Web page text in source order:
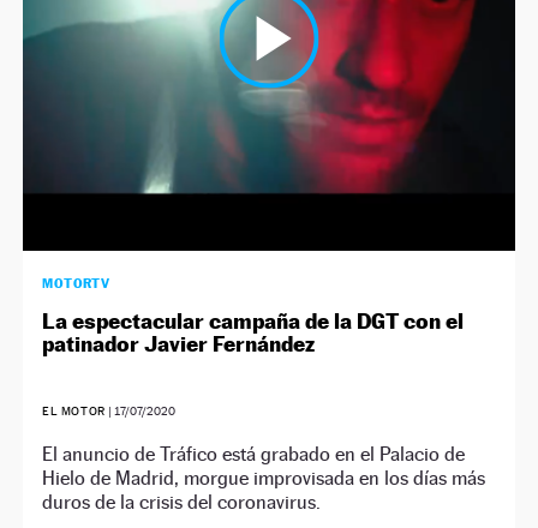
MOTORTV
La espectacular campaña de la DGT con el
patinador Javier Fernández
EL MOTOR | 17/07/2020
El anuncio de Tráfico está grabado en el Palacio de
Hielo de Madrid, morgue improvisada en los días más
duros de la crisis del coronavirus.